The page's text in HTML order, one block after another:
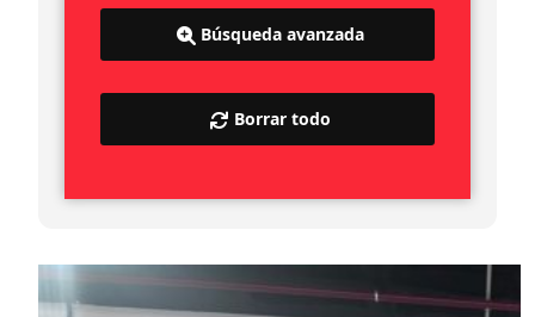
Búsqueda avanzada
Borrar todo